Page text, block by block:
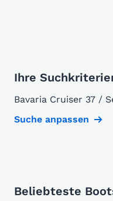
Ihre
Bavaria Cruiser 37 /
Suche anpassen
Beliebteste